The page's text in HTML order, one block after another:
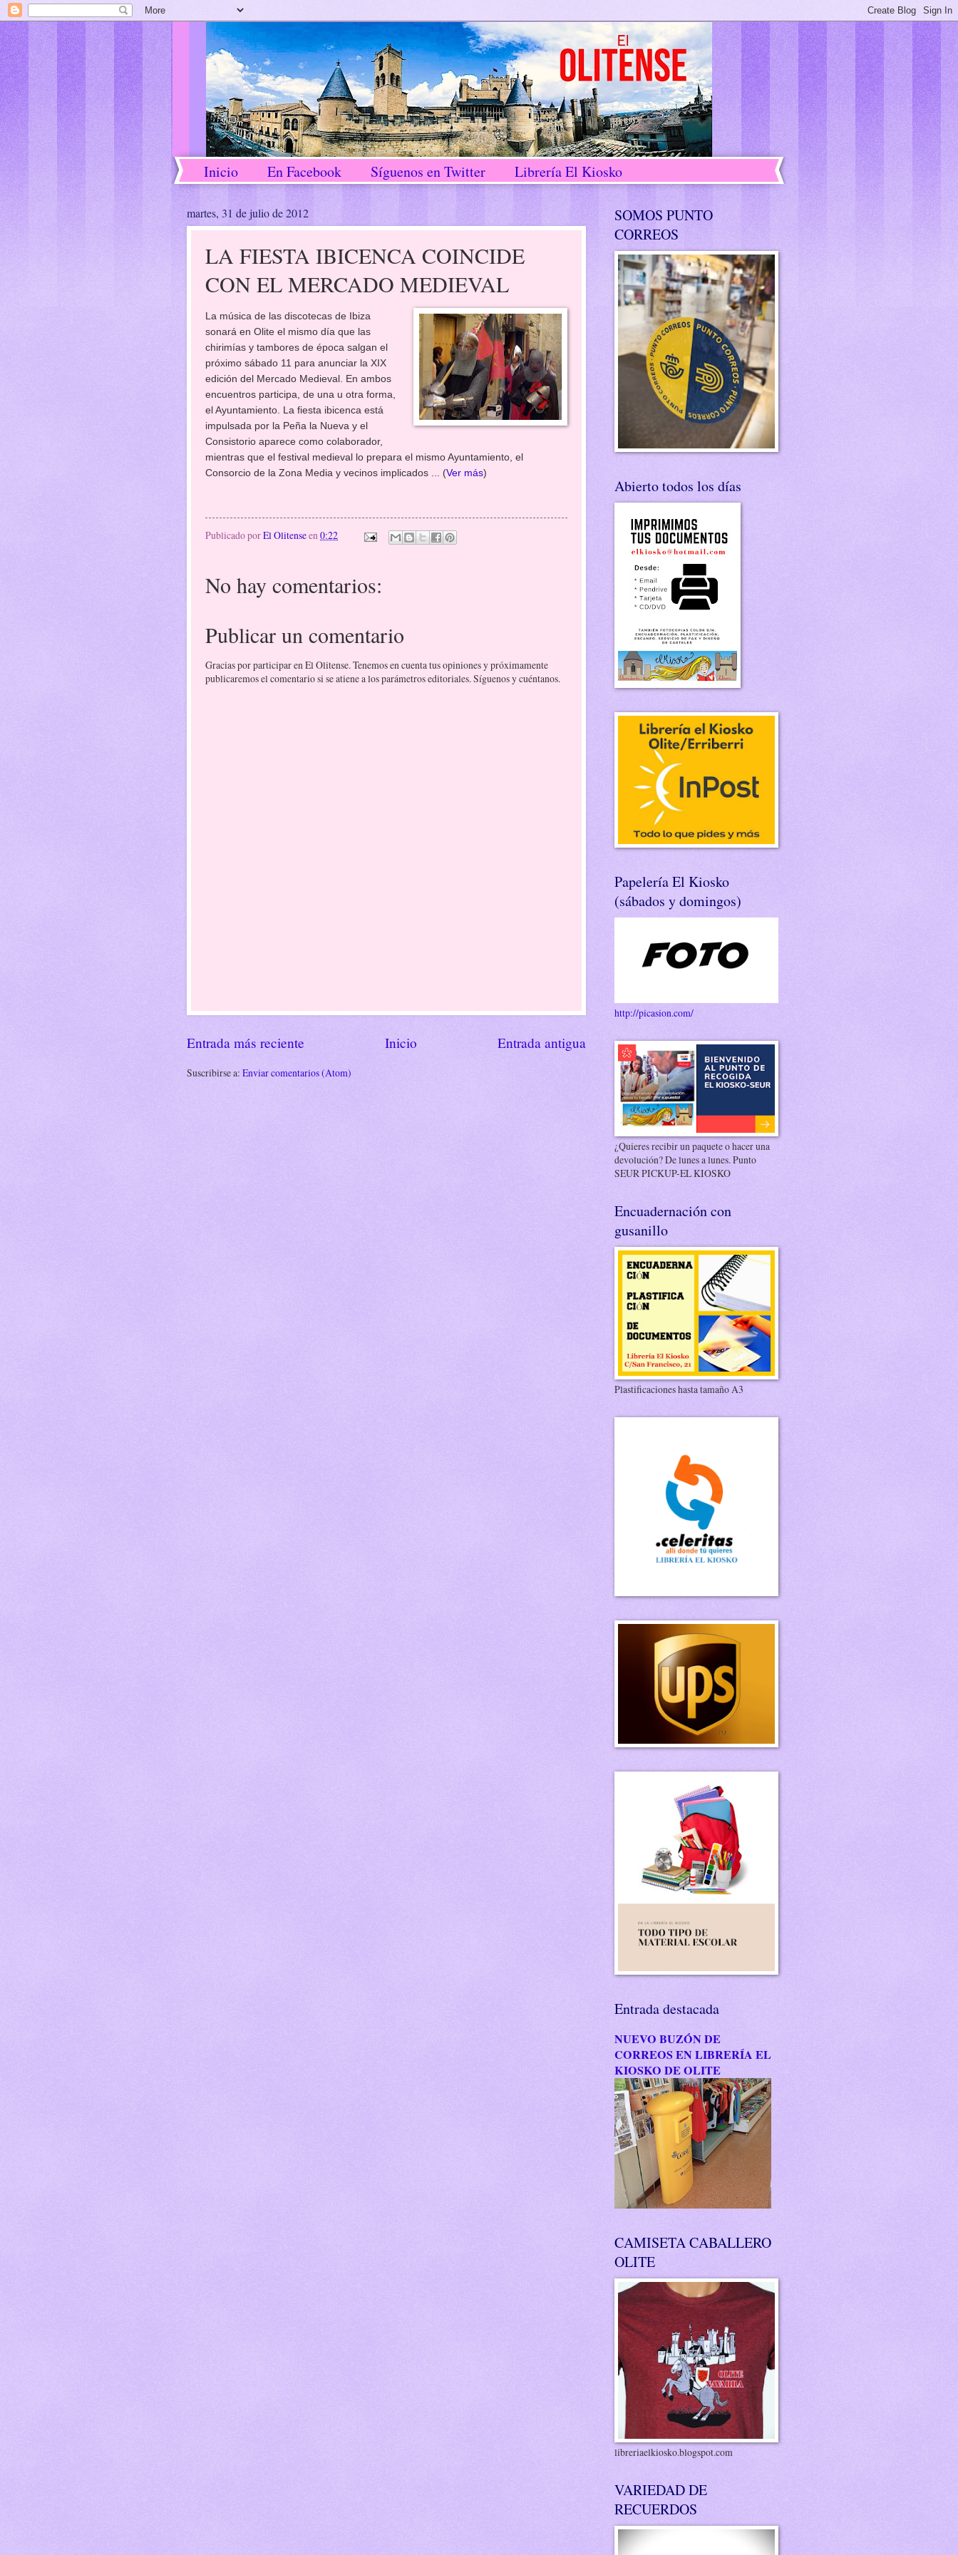
Inicio En Facebook Síguenos en Twitter Librería El Kiosko
martes, 31 de julio de 2012
LA FIESTA IBICENCA COINCIDE
CON EL MERCADO MEDIEVAL
La música de las discotecas de Ibiza
sonará en Olite el mismo día que las
chirimías y tambores de época salgan el
próximo sábado 11 para anunciar la XIX
edición del Mercado Medieval. En ambos
encuentros participa, de una u otra forma,
el Ayuntamiento. La fiesta ibicenca está
impulsada por la Peña la Nueva y el
Consistorio aparece como colaborador,
mientras que el festival medieval lo prepara el mismo Ayuntamiento, el
Consorcio de la Zona Media y vecinos implicados ... (Ver más)
Publicado porEl Olitenseen0:22
No hay comentarios:
Publicar un comentario
Gracias por participar en El Olitense. Tenemos en cuenta tus opiniones y próximamente
publicaremos el comentario si se atiene a los parámetros editoriales. Síguenos y cuéntanos.
Entrada más reciente Entrada antigua
Inicio
Suscribirse a: Enviar comentarios (Atom)
SOMOS PUNTO
CORREOS
Abierto todos los días
Papelería El Kiosko
(sábados y domingos)
http://picasion.com/
¿Quieres recibir un paquete o hacer una
devolución? De lunes a lunes. Punto
SEUR PICKUP-EL KIOSKO
Encuadernación con
gusanillo
Plastificaciones hasta tamaño A3
Entrada destacada
NUEVO BUZÓN DE
CORREOS EN LIBRERÍA EL
KIOSKO DE OLITE
CAMISETA CABALLERO
OLITE
libreriaelkiosko.blogspot.com
VARIEDAD DE
RECUERDOS